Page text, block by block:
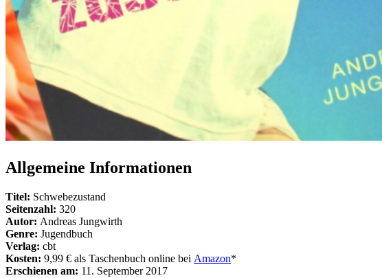
Allgemeine Informationen
Titel: Schwebezustand
Seitenzahl: 320
Autor: Andreas Jungwirth
Genre: Jugendbuch
Verlag: cbt
Kosten: 9,99 € als Taschenbuch online bei Amazon*
Erschienen am: 11. September 2017